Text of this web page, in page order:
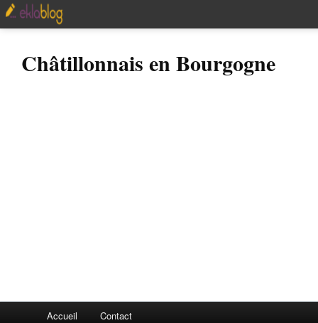
Châtillonnais en Bourgogne
Accueil Contact